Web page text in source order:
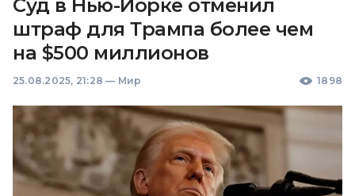
Суд в Нью-Йорке отменил
штраф для Трампа более чем
на $500 миллионов
25.08.2025, 21:28 — Мир 1898